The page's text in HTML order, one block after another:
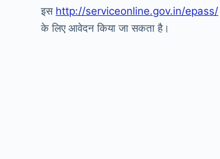
इस http://serviceonline.gov.in/epass/
के लिए आवेदन किया जा सकता है।